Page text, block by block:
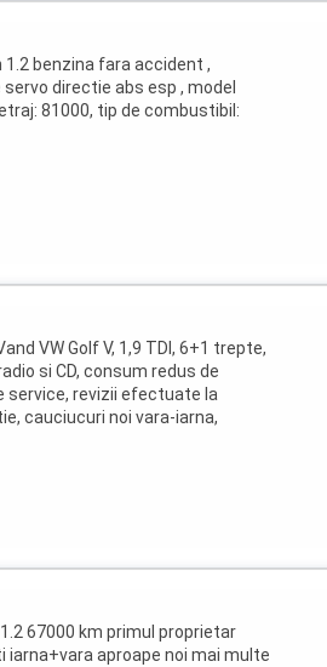
1.2 benzina fara accident ,
directie abs esp , model
81000, tip de combustibil:
VW Golf V, 1,9 TDI, 6+1 trepte,
si CD, consum redus de
service, revizii efectuate la
cauciucuri noi vara-iarna,
67000 km primul proprietar
aproape noi mai multe